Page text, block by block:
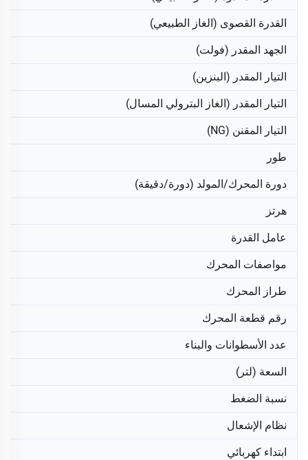
القدرة القصوى (الغاز الطبيعي)
الجهد المقدر (فولت)
التيار المقدر (البنزين)
التيار المقدر (الغاز البترولي المسال)
التيار المقنن (NG)
طور
دورة المحرك/المولد (دورة/دقيقة)
هرتز
عامل القدرة
مواصفات المحرك
طراز المحرك
رقم قطعة المحرك
عدد الأسطوانات والبناء
السعة (لتر)
نسبة الضغط
نظام الإشعال
ابتداء كهربائي